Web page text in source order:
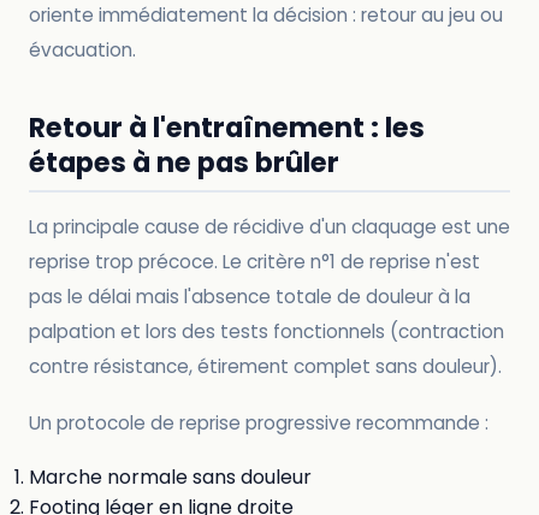
oriente immédiatement la décision : retour au jeu ou
évacuation.
Retour à l'entraînement : les
étapes à ne pas brûler
La principale cause de récidive d'un claquage est une
reprise trop précoce. Le critère n°1 de reprise n'est
pas le délai mais l'absence totale de douleur à la
palpation et lors des tests fonctionnels (contraction
contre résistance, étirement complet sans douleur).
Un protocole de reprise progressive recommande :
Marche normale sans douleur
Footing léger en ligne droite